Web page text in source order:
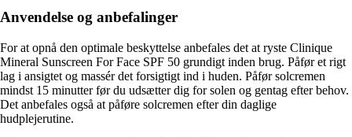
Anvendelse og anbefalinger
For at opnå den optimale beskyttelse anbefales det at ryste Clinique
Mineral Sunscreen For Face SPF 50 grundigt inden brug. Påfør et rigt
lag i ansigtet og massér det forsigtigt ind i huden. Påfør solcremen
mindst 15 minutter før du udsætter dig for solen og gentag efter behov.
Det anbefales også at påføre solcremen efter din daglige
hudplejerutine.